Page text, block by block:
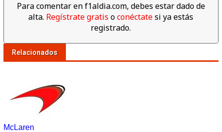
Para comentar en f1aldia.com, debes estar dado de
alta. Regístrate gratis oconéctatesi ya estás
registrado.
Relacionados
McLaren